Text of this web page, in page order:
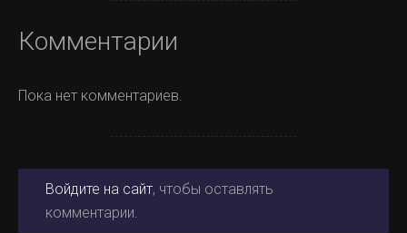
Комментарии
Пока нет комментариев.
Войдите на сайт, чтобы оставлять
комментарии.